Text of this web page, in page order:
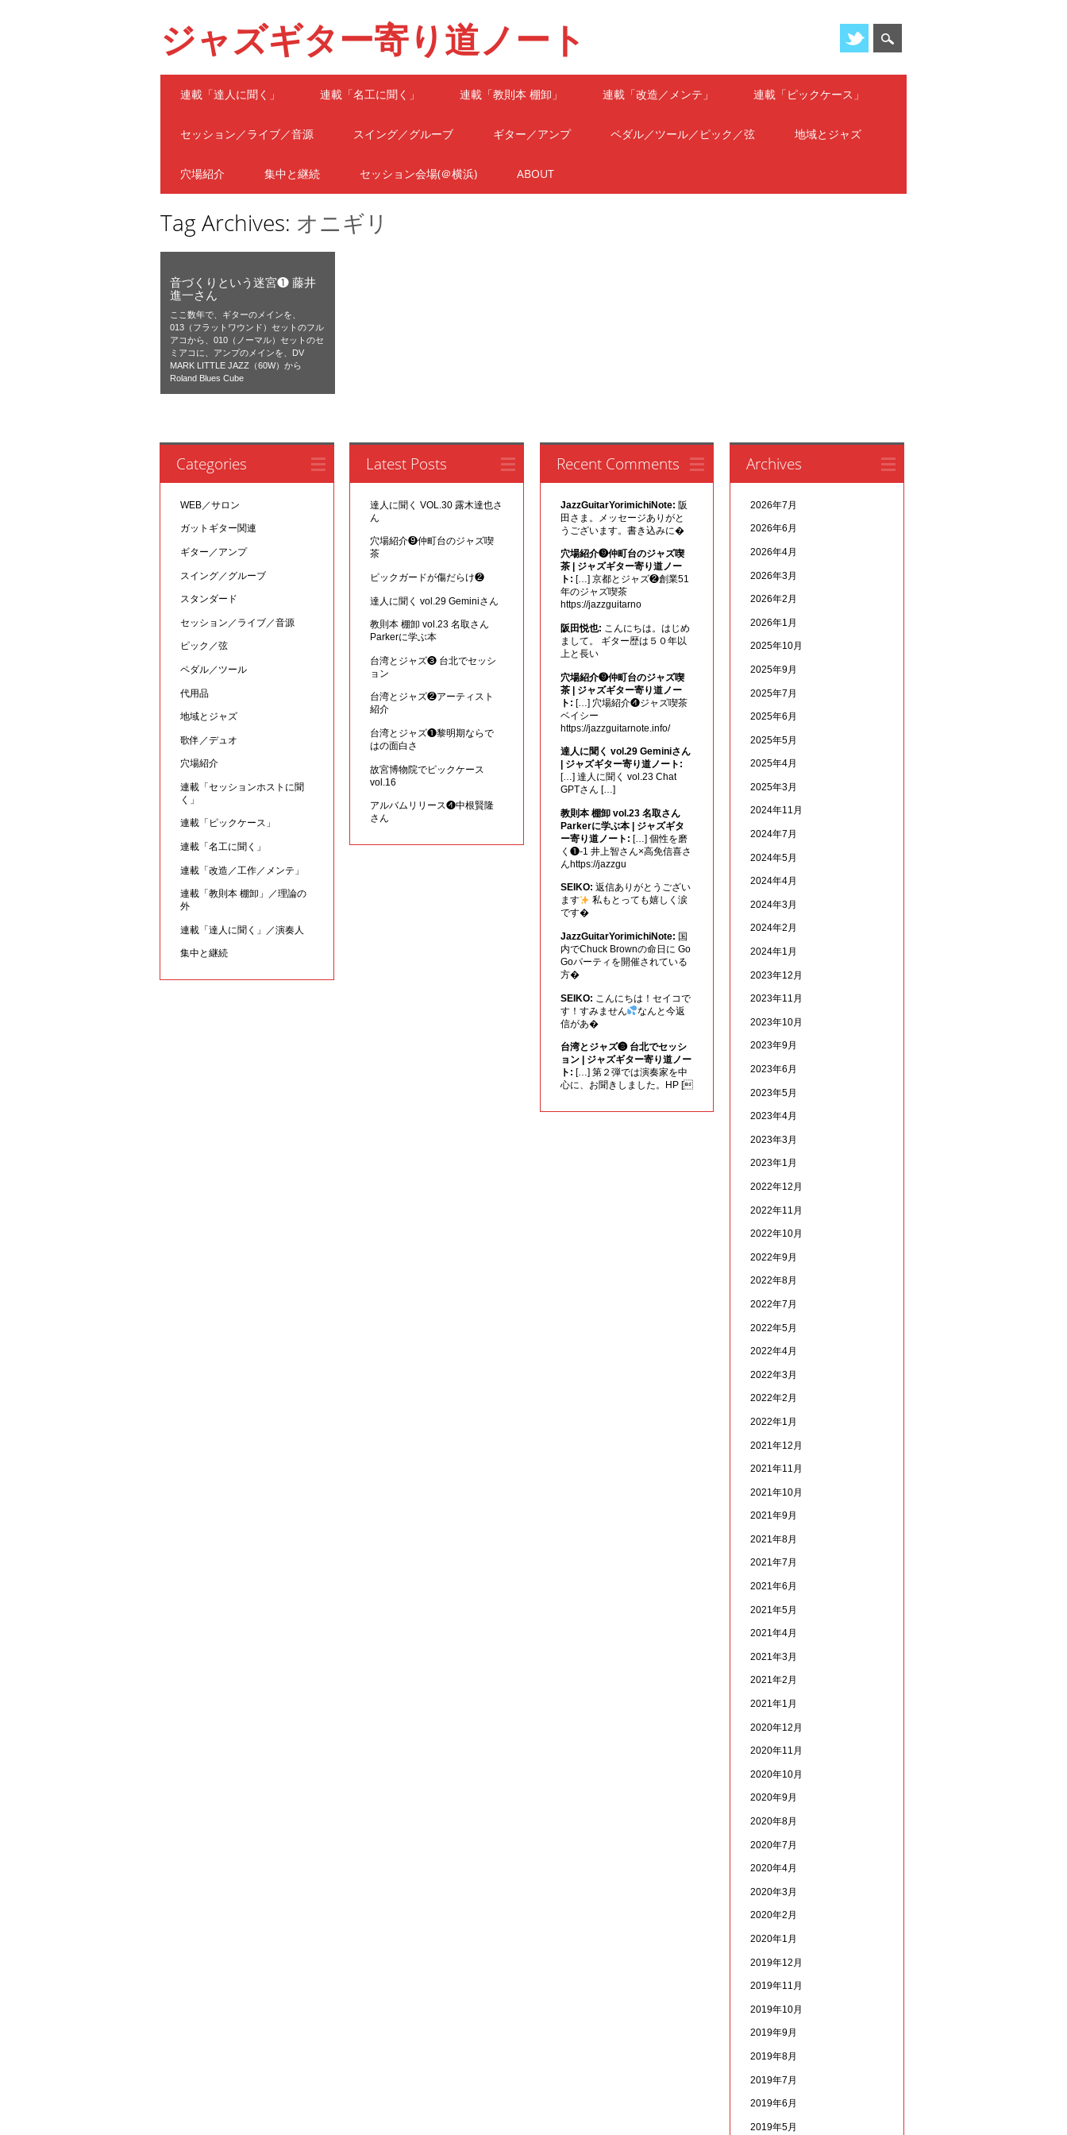
ジャズギター寄り道ノート
Main menu
連載「達人に聞く」 連載「名工に聞く」 連載「教則本 棚卸」 連載「改造／メンテ」 連載「ピックケース」
セッション／ライブ／音源 スイング／グルーブ ギター／アンプ ペダル／ツール／ピック／弦 地域とジャズ
穴場紹介 集中と継続 セッション会場(＠横浜) ABOUT
Tag Archives: オニギリ
音づくりという迷宮❶ 藤井
進一さん
ここ数年で、ギターのメインを、
013（フラットワウンド）セットのフル
アコから、010（ノーマル）セットのセ
ミアコに、アンプのメインを、DV
MARK LITTLE JAZZ（60W）から
Roland Blues Cube
Categories
WEB／サロン
ガットギター関連
ギター／アンプ
スイング／グルーブ
スタンダード
セッション／ライブ／音源
ピック／弦
ペダル／ツール
代用品
地域とジャズ
歌伴／デュオ
穴場紹介
連載「セッションホストに聞
く」
連載「ピックケース」
連載「名工に聞く」
連載「改造／工作／メンテ」
連載「教則本 棚卸」／理論の
外
連載「達人に聞く」／演奏人
集中と継続
Latest Posts
達人に聞く VOL.30 露木達也さ
ん
穴場紹介❾仲町台のジャズ喫
茶
ピックガードが傷だらけ❷
達人に聞く vol.29 Geminiさん
教則本 棚卸 vol.23 名取さん
Parkerに学ぶ本
台湾とジャズ❸ 台北でセッシ
ョン
台湾とジャズ❷アーティスト
紹介
台湾とジャズ❶黎明期ならで
はの面白さ
故宮博物院でピックケース
vol.16
アルバムリリース❹中根賢隆
さん
Recent Comments
JazzGuitarYorimichiNote: 阪
田さま。メッセージありがと
うございます。書き込みに�
穴場紹介❾仲町台のジャズ喫
茶 | ジャズギター寄り道ノー
ト: […] 京都とジャズ❷創業51
年のジャズ喫茶
https://jazzguitarno
阪田悦也: こんにちは。はじめ
まして。 ギター歴は５０年以
上と長い
穴場紹介❾仲町台のジャズ喫
茶 | ジャズギター寄り道ノー
ト: […] 穴場紹介❹ジャズ喫茶
ベイシー
https://jazzguitarnote.info/
達人に聞く vol.29 Geminiさん
| ジャズギター寄り道ノート:
[…] 達人に聞く vol.23 Chat
GPTさん […]
教則本 棚卸 vol.23 名取さん
Parkerに学ぶ本 | ジャズギタ
ー寄り道ノート: […] 個性を磨
く❶-1 井上智さん×高免信喜さ
んhttps://jazzgu
SEIKO: 返信ありがとうござい
ます
私もとっても嬉しく涙
です�
JazzGuitarYorimichiNote: 国
内でChuck Brownの命日に Go
Goパーティを開催されている
方�
SEIKO: こんにちは！セイコで
す！すみません
なんと今返
信があ�
台湾とジャズ❸ 台北でセッシ
ョン | ジャズギター寄り道ノー
ト: […] 第２弾では演奏家を中
心に、お聞きしました。HP [
Archives
2026年7月
2026年6月
2026年4月
2026年3月
2026年2月
2026年1月
2025年10月
2025年9月
2025年7月
2025年6月
2025年5月
2025年4月
2025年3月
2024年11月
2024年7月
2024年5月
2024年4月
2024年3月
2024年2月
2024年1月
2023年12月
2023年11月
2023年10月
2023年9月
2023年6月
2023年5月
2023年4月
2023年3月
2023年1月
2022年12月
2022年11月
2022年10月
2022年9月
2022年8月
2022年7月
2022年5月
2022年4月
2022年3月
2022年2月
2022年1月
2021年12月
2021年11月
2021年10月
2021年9月
2021年8月
2021年7月
2021年6月
2021年5月
2021年4月
2021年3月
2021年2月
2021年1月
2020年12月
2020年11月
2020年10月
2020年9月
2020年8月
2020年7月
2020年4月
2020年3月
2020年2月
2020年1月
2019年12月
2019年11月
2019年10月
2019年9月
2019年8月
2019年7月
2019年6月
2019年5月